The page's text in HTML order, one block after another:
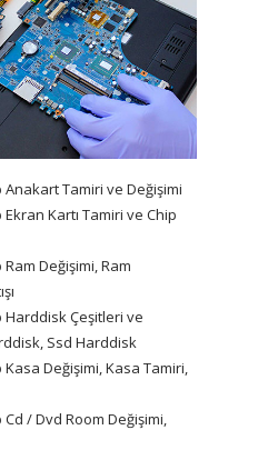
Tamiri ve Değişimi
Kartı Tamiri ve Chip
Değişimi, Ram
Çeşitleri ve
Ssd Harddisk
Değişimi, Kasa Tamiri,
/ Dvd Room Değişimi,